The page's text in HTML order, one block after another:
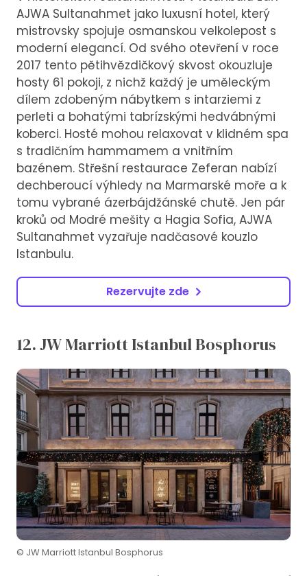
AJWA Sultanahmet jako luxusní hotel, který
mistrovsky spojuje osmanskou velkolepost s
moderní elegancí. Od svého otevření v roce
2017 tento pětihvězdičkový skvost okouzluje
hosty 61 pokoji, z nichž každý je uměleckým
dílem zdobeným nábytkem s intarziemi z
perleti a bohatými tabrízskými hedvábnými
koberci. Hosté mohou relaxovat v klidném spa
s tradičním hammamem a vnitřním
bazénem. Střešní restaurace Zeferan nabízí
dechberoucí výhledy na Marmarské moře a k
tomu vybrané ázerbájdžánské chutě. Jen pár
kroků od Modré mešity a Hagia Sofia, AJWA
Sultanahmet vyzařuje nadčasové kouzlo
Istanbulu.
Rezervujte zde
12. JW Marriott Istanbul Bosphorus
© JW Marriott Istanbul Bosphorus